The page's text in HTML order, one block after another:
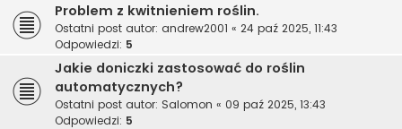
Problem z kwitnieniem roślin.
Ostatni post autor: andrew2001 « 24 paź 2025, 11:43
Odpowiedzi: 5
Jakie doniczki zastosować do roślin
automatycznych?
Ostatni post autor: Salomon « 09 paź 2025, 13:43
Odpowiedzi: 5